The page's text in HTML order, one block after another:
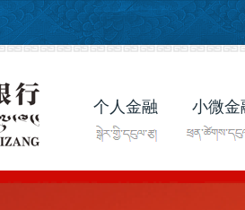
个人金融 小微金